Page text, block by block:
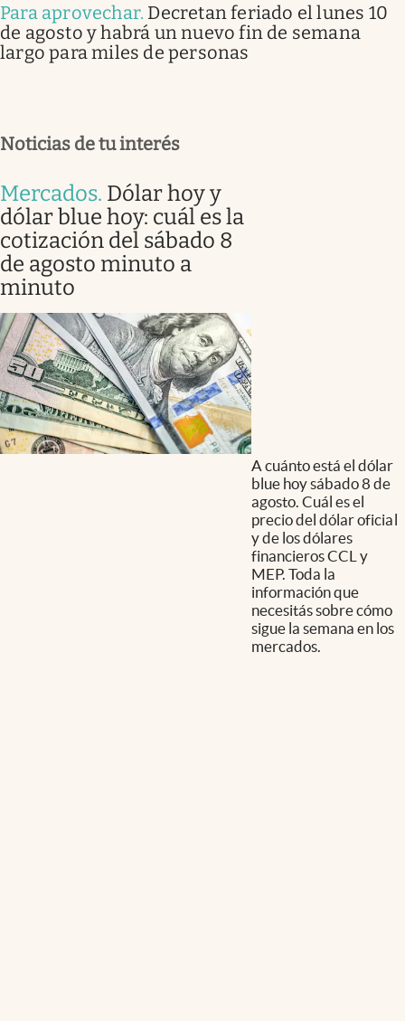
Para aprovechar. Decretan feriado el lunes 10
de agosto y habrá un nuevo fin de semana
largo para miles de personas
Noticias de tu interés
Mercados. Dólar hoy y
dólar blue hoy: cuál es la
cotización del sábado 8
de agosto minuto a
minuto
A cuánto está el dólar
blue hoy sábado 8 de
agosto. Cuál es el
precio del dólar oficial
y de los dólares
financieros CCL y
MEP. Toda la
información que
necesitás sobre cómo
sigue la semana en los
mercados.